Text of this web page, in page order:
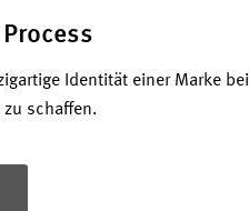
Identität einer Marke bei
schaffen.